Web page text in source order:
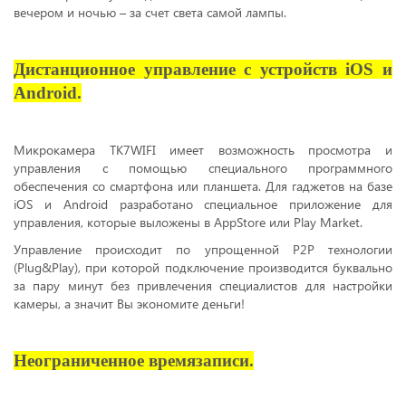
вечером и ночью – за счет света самой лампы.
Дистанционное управление с устройств iOS и
Android.
Микрокамера TK7WIFI имеет возможность просмотра и
управления с помощью специального программного
обеспечения со смартфона или планшета. Для гаджетов на базе
iOS и Android разработано специальное приложение для
управления, которые выложены в AppStore или Play Market.
Управление происходит по упрощенной P2P технологии
(Plug&Play), при которой подключение производится буквально
за пару минут без привлечения специалистов для настройки
камеры, а значит Вы экономите деньги!
Неограниченное времязаписи.